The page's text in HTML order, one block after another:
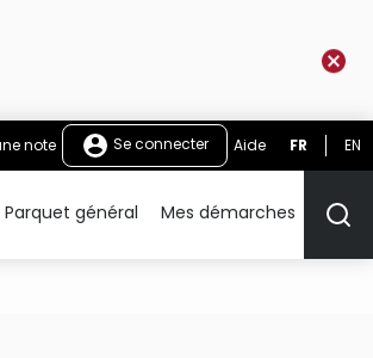
note Se connecter Aide FR EN
Parquet général Mes démarches